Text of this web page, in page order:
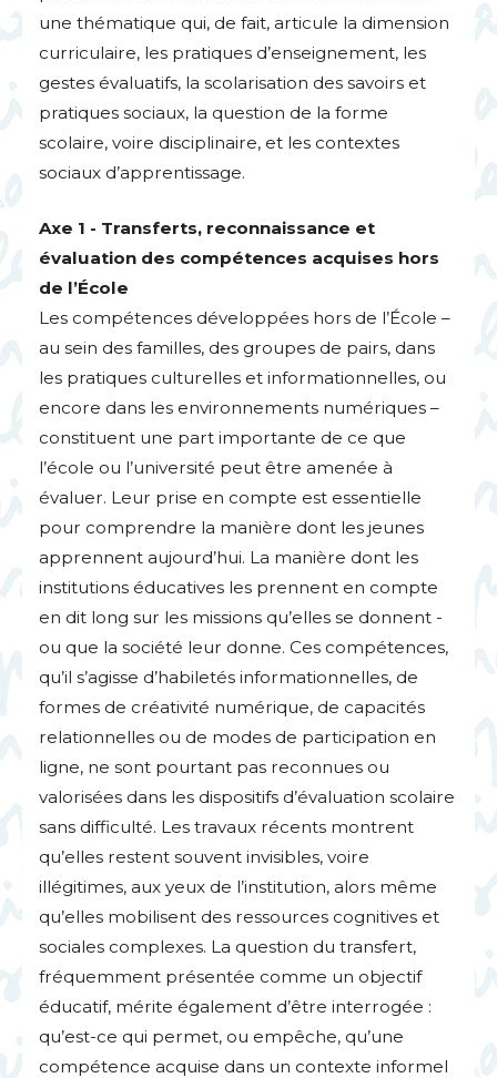
une thématique qui, de fait, articule la dimension
curriculaire, les pratiques d’enseignement, les
gestes évaluatifs, la scolarisation des savoirs et
pratiques sociaux, la question de la forme
scolaire, voire disciplinaire, et les contextes
sociaux d’apprentissage.
Axe 1 - Transferts, reconnaissance et
évaluation des compétences acquises hors
de l’École
Les compétences développées hors de l’École –
au sein des familles, des groupes de pairs, dans
les pratiques culturelles et informationnelles, ou
encore dans les environnements numériques –
constituent une part importante de ce que
l’école ou l’université peut être amenée à
évaluer. Leur prise en compte est essentielle
pour comprendre la manière dont les jeunes
apprennent aujourd’hui. La manière dont les
institutions éducatives les prennent en compte
en dit long sur les missions qu’elles se donnent -
ou que la société leur donne. Ces compétences,
qu’il s’agisse d’habiletés informationnelles, de
formes de créativité numérique, de capacités
relationnelles ou de modes de participation en
ligne, ne sont pourtant pas reconnues ou
valorisées dans les dispositifs d’évaluation scolaire
sans difficulté. Les travaux récents montrent
qu’elles restent souvent invisibles, voire
illégitimes, aux yeux de l’institution, alors même
qu’elles mobilisent des ressources cognitives et
sociales complexes. La question du transfert,
fréquemment présentée comme un objectif
éducatif, mérite également d’être interrogée :
qu’est-ce qui permet, ou empêche, qu’une
compétence acquise dans un contexte informel